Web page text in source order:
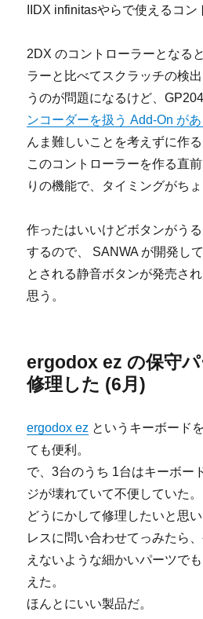
IIDX infinitasやらで使えるコン
2DX のコントローラーとなる
ラーと比べてスクラッチの検
うのが問題になるけど、
ンコーダーを扱う Add-On があ
んま難しいことを考えずに作る
このコントローラーを作る直
りの機能で、タイミングがちょ
作ったはいいけどボタンがう
するので、 SANWA が開発し
とされる静音ボタンが発売さ
思う。
ergodox ez の保守
修理した (6月)
ergodox ez というキーボード
ても便利。
で、3台のうち 1台はキーボー
ジが壊れていて不便していた。
どうにかして修理したいと思
レスに問い合わせてっみたら
えないような細かいパーツで
えた。
ほんとにいい製品だ。